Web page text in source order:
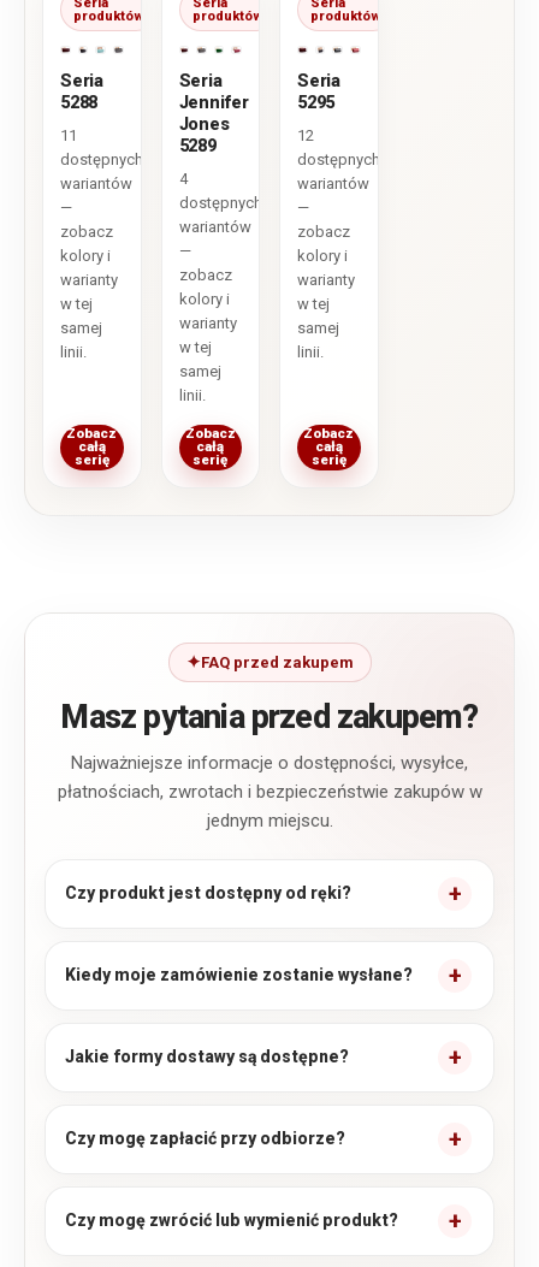
produktów
Seria
5288
11
dostępnych
wariantów
—
zobacz
kolory i
warianty
w tej
samej
linii.
Zobacz
całą
serię
produktów
Seria
Jennifer
Jones
5289
4
dostępnych
wariantów
—
zobacz
kolory i
warianty
w tej
samej
linii.
Zobacz
całą
serię
produktów
Seria
5295
12
dostępnych
wariantów
—
zobacz
kolory i
warianty
w tej
samej
linii.
Zobacz
całą
serię
FAQ przed zakupem
Masz pytania przed zakupem?
Najważniejsze informacje o dostępności, wysyłce,
płatnościach, zwrotach i bezpieczeństwie zakupów w
jednym miejscu.
Czy produkt jest dostępny od ręki?
Kiedy moje zamówienie zostanie wysłane?
Jakie formy dostawy są dostępne?
Czy mogę zapłacić przy odbiorze?
Czy mogę zwrócić lub wymienić produkt?